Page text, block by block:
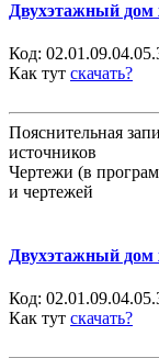
Двухэтажный дом
Код:
Как тут скачать?
Пояснительная
источников
Чертежи (в
и чертежей
Двухэтажный дом
Код:
Как тут скачать?